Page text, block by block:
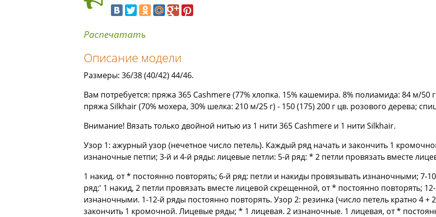
Распечатать
Описание модели
Размеры: 36/38 (40/42) 44/46.
Вам потребуется: пряжа 365 Cashmere (77% хлопка. 15% кашемира. 8% полиамида: 84 м/50
пряжа Silkhair (70% мохера, 30% шелка: 210 м/25 г) - 150 (175) 200 г цв. розового дерева;
Внимание! Вязать только двойной нитью из 1 нити 365 Cashmere и 1 нити Silkhair.
Узор 1: ажурный узор (нечетное число петель). Каждый ряд начать и закончить 1
изнаночные петпи; 3-й и 4-й ряды: лицевые петли: 5-й ряд: * 2 петли провязать вместе
1 накид. от * постоянно повторять; 6-й ряд: петли и накиды провязывать изнаночными; 7-
ряд:' 1 накид, 2 петли провязать вместе лицевой скрещенной, от * постоянно повторять;
изнаночными. 1-12-й ряды постоянно повторять. Узор 2: резинка (число петель кратно 4
закончить 1 кромочной. Лицевые ряды; * 1 лицевая. 2 изнаночные. 1 лицевая, от *